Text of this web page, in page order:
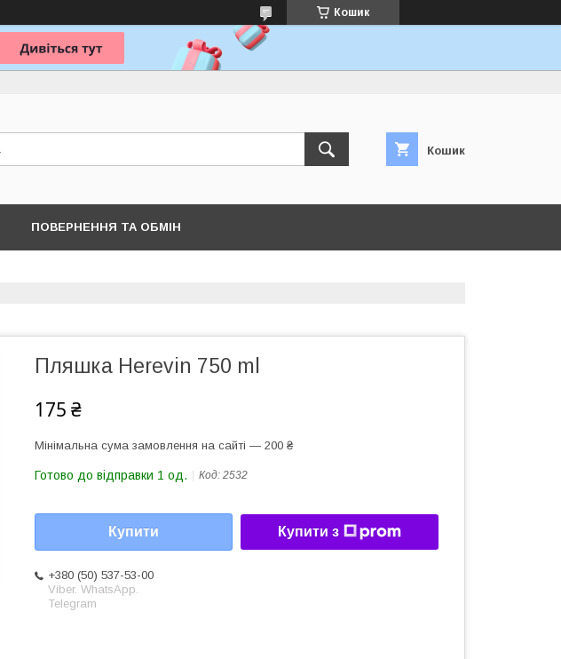
Кошик
Кошик
ПОВЕРНЕННЯ ТА ОБМІН
Пляшка Herevin 750 ml
175 ₴
Мінімальна сума замовлення на сайті — 200 ₴
Готово до відправки 1 од. Код: 2532
Купити Купити з
+380 (50) 537-53-00
Viber. WhatsApp.
Telegram